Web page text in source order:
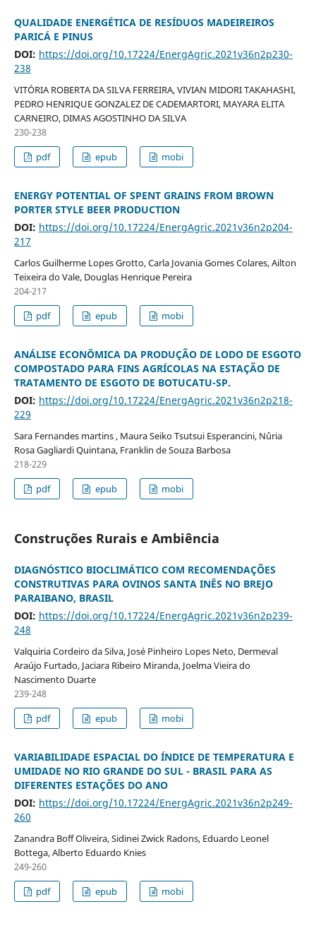
QUALIDADE ENERGÉTICA DE RESÍDUOS MADEIREIROS
PARICÁ E PINUS
DOI: https://doi.org/10.17224/EnergAgric.2021v36n2p230-
238
VITÓRIA ROBERTA DA SILVA FERREIRA, VIVIAN MIDORI TAKAHASHI,
PEDRO HENRIQUE GONZALEZ DE CADEMARTORI, MAYARA ELITA
CARNEIRO, DIMAS AGOSTINHO DA SILVA
230-238
pdf
epub mobi
ENERGY POTENTIAL OF SPENT GRAINS FROM BROWN
PORTER STYLE BEER PRODUCTION
DOI: https://doi.org/10.17224/EnergAgric.2021v36n2p204-
217
Carlos Guilherme Lopes Grotto, Carla Jovania Gomes Colares, Ailton
Teixeira do Vale, Douglas Henrique Pereira
204-217
pdf
epub mobi
ANÁLISE ECONÔMICA DA PRODUÇÃO DE LODO DE ESGOTO
COMPOSTADO PARA FINS AGRÍCOLAS NA ESTAÇÃO DE
TRATAMENTO DE ESGOTO DE BOTUCATU-SP.
DOI: https://doi.org/10.17224/EnergAgric.2021v36n2p218-
229
Sara Fernandes martins , Maura Seiko Tsutsui Esperancini, N´úria
Rosa Gagliardi Quintana, Franklin de Souza Barbosa
218-229
pdf
epub mobi
Construções Rurais e Ambiência
DIAGNÓSTICO BIOCLIMÁTICO COM RECOMENDAÇÕES
CONSTRUTIVAS PARA OVINOS SANTA INÊS NO BREJO
PARAIBANO, BRASIL
DOI: https://doi.org/10.17224/EnergAgric.2021v36n2p239-
248
Valquiria Cordeiro da Silva, José Pinheiro Lopes Neto, Dermeval
Araújo Furtado, Jaciara Ribeiro Miranda, Joelma Vieira do
Nascimento Duarte
239-248
pdf
epub mobi
VARIABILIDADE ESPACIAL DO ÍNDICE DE TEMPERATURA E
UMIDADE NO RIO GRANDE DO SUL - BRASIL PARA AS
DIFERENTES ESTAÇÕES DO ANO
DOI: https://doi.org/10.17224/EnergAgric.2021v36n2p249-
260
Zanandra Boff Oliveira, Sidinei Zwick Radons, Eduardo Leonel
Bottega, Alberto Eduardo Knies
249-260
pdf
epub mobi